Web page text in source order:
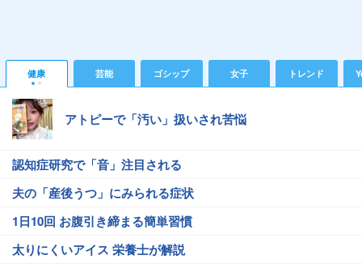
健康 芸能 ゴシップ 女子 トレンド
アトピーで「汚い」扱いされ苦悩
認知症研究で「音」注目される
夫の「産後うつ」にみられる症状
1日10回 お腹引き締まる簡単習慣
太りにくいアイス 栄養士が解説